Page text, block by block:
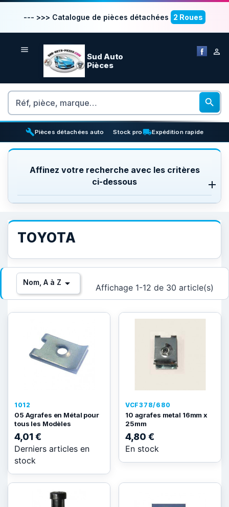
--- >>> Catalogue de pièces détachées 2 Roues
 
Sud Auto
Pièces
Rechercher

buildPièces détachées auto inventory_2
Stock prolocal_shippingExpédition rapide
Affinez votre recherche avec les critères
ci-dessous
TOYOTA
Nom, A à Z  Affichage 1-12 de 30 article(s)
1012
05 Agrafes en Métal pour
tous les Modèles
4,01 €
Derniers articles en
stock
VCF378/680
10 agrafes metal 16mm x
25mm
4,80 €
En stock